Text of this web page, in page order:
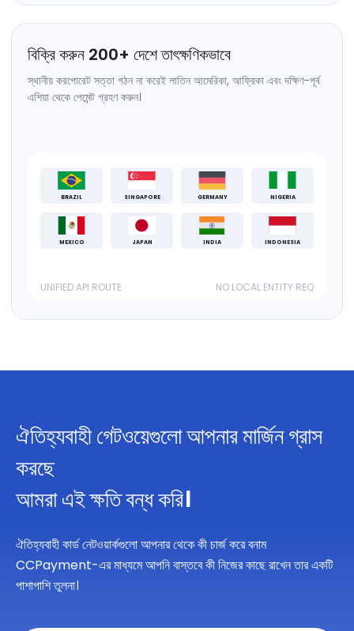
বিক্রি করুন 200+ দেশে তাৎক্ষণিকভাবে
স্থানীয় করপোরেট সত্তা গঠন না করেই লাতিন আমেরিকা, আফ্রিকা এবং দক্ষিণ-পূর্ব
এশিয়া থেকে পেমেন্ট গ্রহণ করুন।
BRAZIL SINGAPORE GERMANY NIGERIA
MEXICO JAPAN INDIA INDONESIA
UNIFIED API ROUTE NO LOCAL ENTITY REQ
ঐতিহ্যবাহী গেটওয়েগুলো আপনার মার্জিন গ্রাস
করছে
আমরা এই ক্ষতি বন্ধ করি।
ঐতিহ্যবাহী কার্ড নেটওয়ার্কগুলো আপনার থেকে কী চার্জ করে বনাম
CCPayment-এর মাধ্যমে আপনি বাস্তবে কী নিজের কাছে রাখেন তার একটি
পাশাপাশি তুলনা।